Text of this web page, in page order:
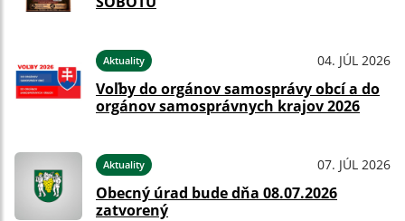
Aktuality 04. JÚL 2026
Voľby do orgánov samosprávy obcí a do
orgánov samosprávnych krajov 2026
Aktuality 07. JÚL 2026
Obecný úrad bude dňa 08.07.2026
zatvorený